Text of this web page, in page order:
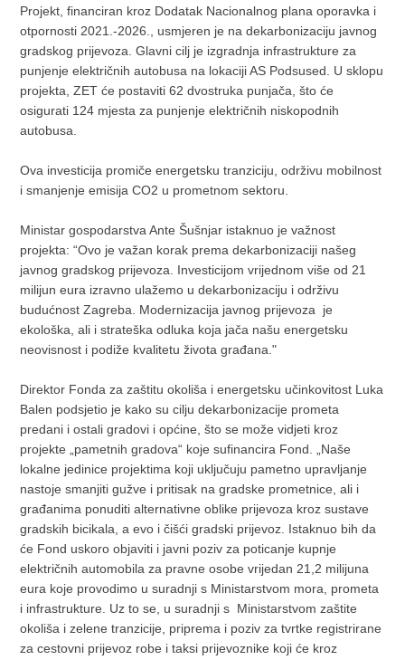
Projekt, financiran kroz Dodatak Nacionalnog plana oporavka i
otpornosti 2021.-2026., usmjeren je na dekarbonizaciju javnog
gradskog prijevoza. Glavni cilj je izgradnja infrastrukture za
punjenje električnih autobusa na lokaciji AS Podsused. U sklopu
projekta, ZET će postaviti 62 dvostruka punjača, što će
osigurati 124 mjesta za punjenje električnih niskopodnih
autobusa.
Ova investicija promiče energetsku tranziciju, održivu mobilnost
i smanjenje emisija CO2 u prometnom sektoru.
Ministar gospodarstva Ante Šušnjar istaknuo je važnost
projekta: “Ovo je važan korak prema dekarbonizaciji našeg
javnog gradskog prijevoza. Investicijom vrijednom više od 21
milijun eura izravno ulažemo u dekarbonizaciju i održivu
budućnost Zagreba. Modernizacija javnog prijevoza je
ekološka, ali i strateška odluka koja jača našu energetsku
neovisnost i podiže kvalitetu života građana."
Direktor Fonda za zaštitu okoliša i energetsku učinkovitost Luka
Balen podsjetio je kako su cilju dekarbonizacije prometa
predani i ostali gradovi i općine, što se može vidjeti kroz
projekte „pametnih gradova“ koje sufinancira Fond. „Naše
lokalne jedinice projektima koji uključuju pametno upravljanje
nastoje smanjiti gužve i pritisak na gradske prometnice, ali i
građanima ponuditi alternativne oblike prijevoza kroz sustave
gradskih bicikala, a evo i čišći gradski prijevoz. Istaknuo bih da
će Fond uskoro objaviti i javni poziv za poticanje kupnje
električnih automobila za pravne osobe vrijedan 21,2 milijuna
eura koje provodimo u suradnji s Ministarstvom mora, prometa
i infrastrukture. Uz to se, u suradnji s Ministarstvom zaštite
okoliša i zelene tranzicije, priprema i poziv za tvrtke registrirane
za cestovni prijevoz robe i taksi prijevoznike koji će kroz